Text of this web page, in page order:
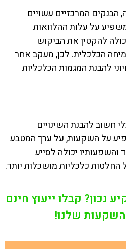
הבנקים המרכזיים עשויים
על עלות ההלוואות
להקטין את הביקוש
הכלכלית. לכן, מעקב אחר
להבנת המגמות הכלכליות
חשוב להבנת השינויים
על השקעות, על ערך המטבע
יכולה לסייע
כלכליות מושכלות יותר.
נכון? קבלו ייעוץ חינם
שלנו!